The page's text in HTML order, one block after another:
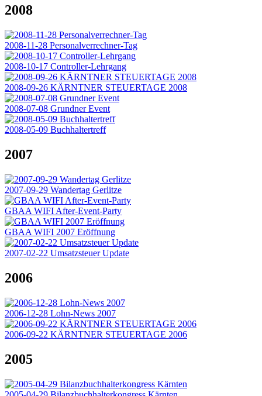
2008
2008-11-28 Personalverrechner-Tag
2008-10-17 Controller-Lehrgang
2008-09-26 KÄRNTNER STEUERTAGE 2008
2008-07-08 Grundner Event
2008-05-09 Buchhaltertreff
2007
2007-09-29 Wandertag Gerlitze
GBAA WIFI After-Event-Party
GBAA WIFI 2007 Eröffnung
2007-02-22 Umsatzsteuer Update
2006
2006-12-28 Lohn-News 2007
2006-09-22 KÄRNTNER STEUERTAGE 2006
2005